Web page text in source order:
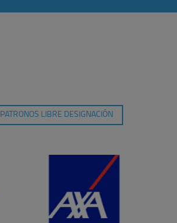
PATRONOS LIBRE DESIGNACIÓN